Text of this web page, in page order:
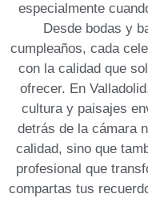
especialmente
Desde⁢ bodas y
cumpleaños, cada
con la calidad que
ofrecer. En
cultura y paisajes
detrás de la cámara
calidad, sino que
profesional que
compartas tus